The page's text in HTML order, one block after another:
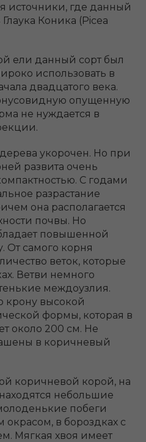
источники, где данный
Коника (Picea
ели данный сорт был
использовать в
двадцатого века.
опущенную
не нуждается в
укорочен. Но при
развита очень
С годами
разрастание
она располагается
почвы. Но
повышенной
От самого корня
веток, которые
Ветви немного
междоузлия.
высокой
формы, которая в
около 200 см. Не
в коричневый
коричневой корой, на
небольшие
побеги
в бороздках с
Мягкая хвоя имеет